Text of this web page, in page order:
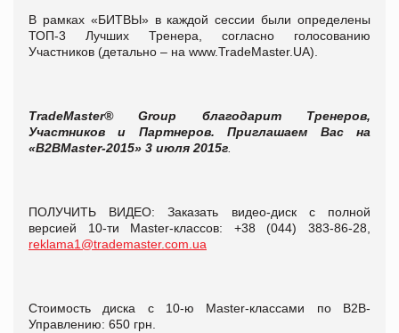
В рамках «БИТВЫ» в каждой сессии были определены
ТОП-3 Лучших Тренера, согласно голосованию
Участников (детально – на www.TradeMaster.UA).
TradeMaster® Group благодарит Тренеров,
Участников и Партнеров. Приглашаем Вас на
«B2BMaster-2015» 3 июля 2015г
ПОЛУЧИТЬ ВИДЕО: Заказать видео-диск с полной
версией 10-ти Master-классов: +38 (044) 383-86-28,
reklama1@trademaster.com.ua
Стоимость диска с 10-ю Master-классами по В2В-
Управлению: 650 грн.